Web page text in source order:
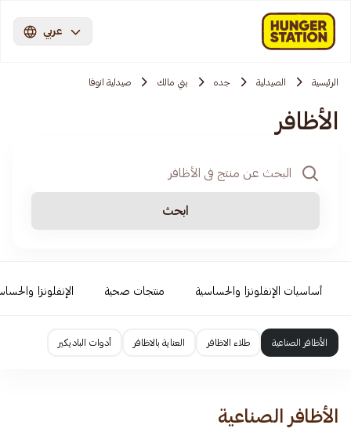
عربي
الرئيسية الصيدلية جده بني مالك صيدلية انوفا
الأظافر
ابحث
أساسيات الإنفلونزا والحساسية منتجات صحية الإنفلونزا
الأظافر الصناعية طلاء الاظافر العناية بالاظافر أدوات الباديكير
الأظافر الصناعية